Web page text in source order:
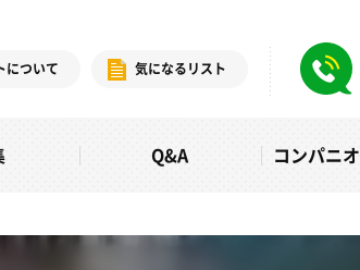
について 気になるリスト
Q&A コンパニ